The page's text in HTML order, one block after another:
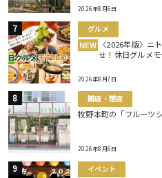
2026年8月6日
グルメ
NEW 〈2026年版〉ニ
せ！休日グルメモ
2026年8月7日
開店・閉店
牧野本町の「フルーツ
2026年8月6日
イベント